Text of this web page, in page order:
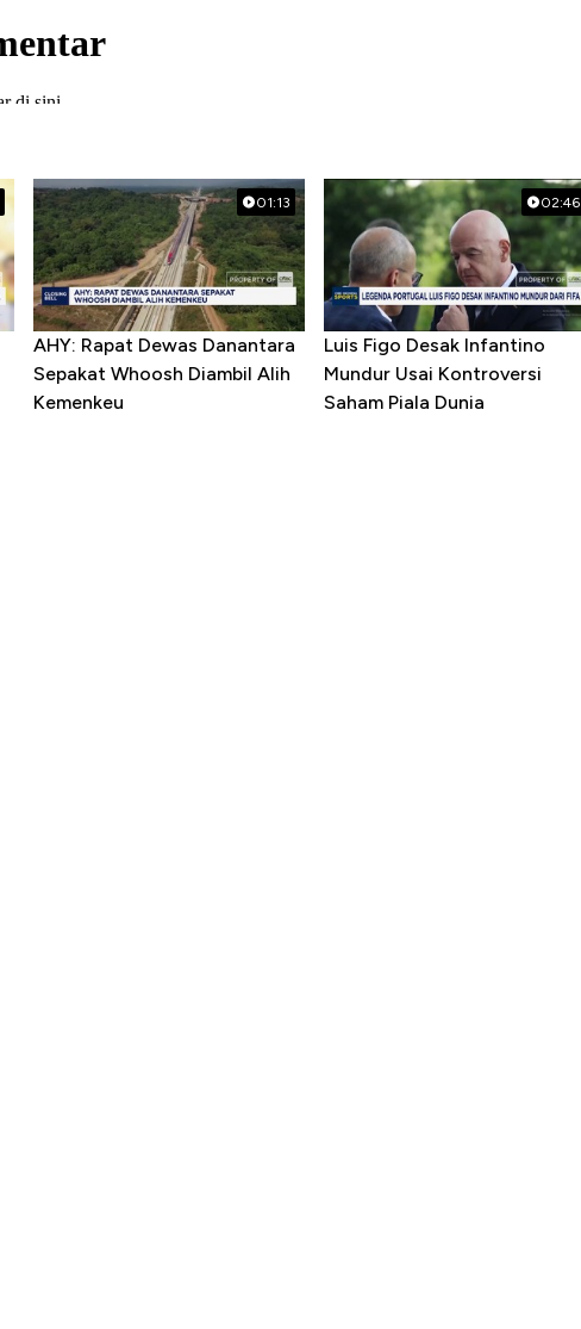
01:13
AHY: Rapat Dewas Danantara
Sepakat Whoosh Diambil Alih
Kemenkeu
02:46
Luis Figo Desak Infantino
Mundur Usai Kontroversi
Saham Piala Dunia